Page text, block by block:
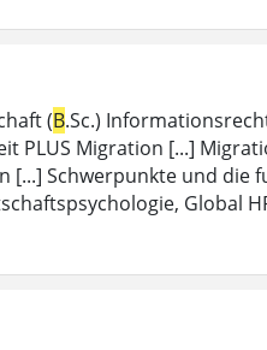
(B.Sc.)
PLUS Migration [...]
[...] Schwerpunkte und
Global